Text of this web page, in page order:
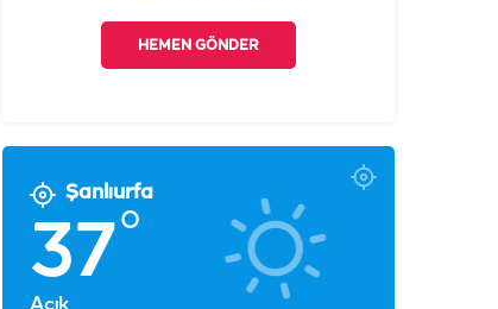
HEMEN GÖNDER
Şanlıurfa
37°
Açık